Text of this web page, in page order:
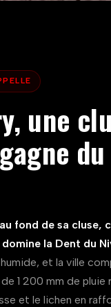
une
fond de sa
la Dent du
et la ville
1 200 mm de
et le lichen en